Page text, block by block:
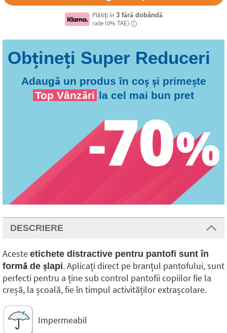
Plătiți în 3 fără dobândă
rate (0% TAE) i
Adaugă un produs în coș și primește
Top Vânzări la cel mai bun pret
DESCRIERE
Aceste etichete distractive pentru pantofi sunt în
formă de șlapi. Aplicați direct pe branțul pantofului, sunt
perfecti pentru a ține sub control pantofii copiilor fie la
creșă, la școală, fie în timpul activităților extrașcolare.
Impermeabil